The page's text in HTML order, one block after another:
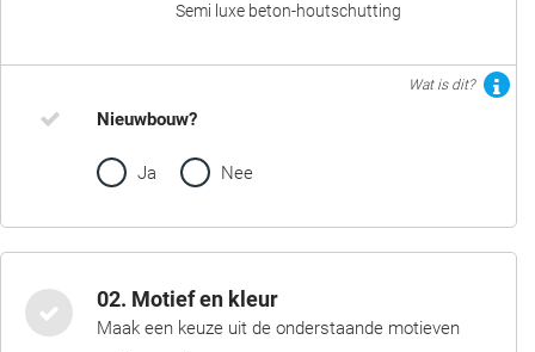
Semi luxe beton-houtschutting
Wat is dit?
Nieuwbouw?
Ja Nee
02. Motief en kleur
Maak een keuze uit de onderstaande motieven